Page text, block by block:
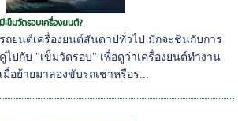
ข็มวัดรอบเครื่องยนต์?
ถยนต์เครื่องยนต์สันดาปทั่วไป มักจะชินกับการ
ไปกับ "เข็มวัดรอบ" เพื่อดูว่าเครื่องยนต์ทำงาน
อย้ายมาลองขับรถเช่าหรือร...